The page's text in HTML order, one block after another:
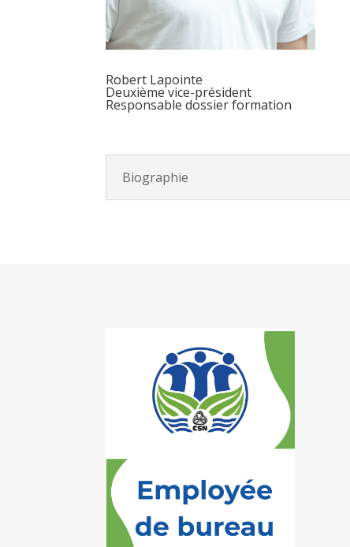
Robert Lapointe
Deuxième vice-président
Responsable dossier formation
Biographie